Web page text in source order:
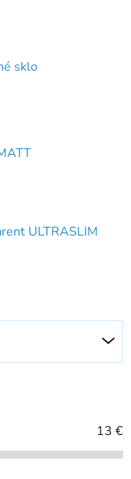
sklo
ULTRASLIM
13 €